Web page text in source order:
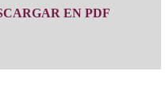
EN PDF